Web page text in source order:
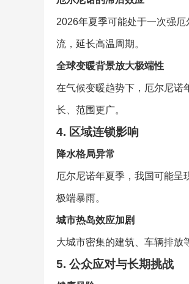
2026年夏季可能处于一次强
流，延长高温周期。
全球变暖背景放大极端性
在气候变暖趋势下，厄尔尼诺
长、范围更广。
4. 区域连锁影响
降水格局异常
厄尔尼诺年夏季，我国可能呈
极端暴雨。
城市热岛效应加剧
大城市密集的建筑、车辆排放
5. 公众应对与长期挑战